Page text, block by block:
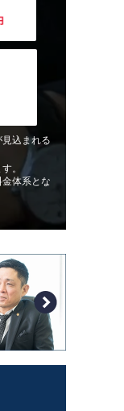
込まれる
。
体系とな